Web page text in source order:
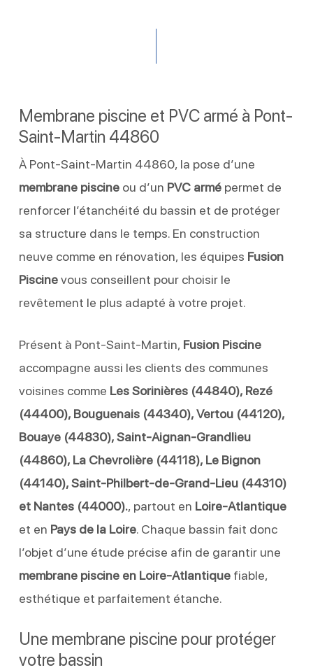
Membrane piscine et PVC armé à Pont-
Saint-Martin 44860
À Pont-Saint-Martin 44860, la pose d’une
membrane piscineou d’un PVC armépermet de
renforcer l’étanchéité du bassin et de protéger
sa structure dans le temps. En construction
neuve comme en rénovation, les équipes Fusion
Piscinevous conseillent pour choisir le
revêtement le plus adapté à votre projet.
Présent à Pont-Saint-Martin, Fusion Piscine
accompagne aussi les clients des communes
voisines comme Les Sorinières (44840), Rezé
(44400), Bouguenais (44340), Vertou (44120),
Bouaye (44830), Saint-Aignan-Grandlieu
(44860), La Chevrolière (44118), Le Bignon
(44140), Saint-Philbert-de-Grand-Lieu (44310)
et Nantes (44000)., partout en Loire-Atlantique
et en Pays de la Loire. Chaque bassin fait donc
l’objet d’une étude précise afin de garantir une
membrane piscine en Loire-Atlantiquefiable,
esthétique et parfaitement étanche.
Une membrane piscine pour protéger
votre bassin